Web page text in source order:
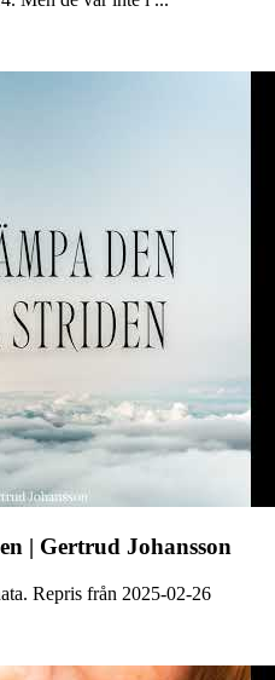
| Gertrud Johansson
Repris från 2025-02-26